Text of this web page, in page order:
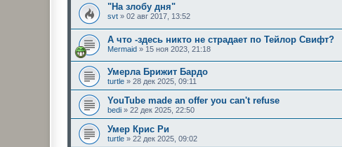
"На злобу дня"
svt » 02 авг 2017, 13:52
А что -здесь никто не страдает по Тейлор Свифт?
Mermaid » 15 ноя 2023, 21:18
Умерла Брижит Бардо
turtle » 28 дек 2025, 09:11
YouTube made an offer you can't refuse
bedi » 22 дек 2025, 22:50
Умер Крис Ри
turtle » 22 дек 2025, 09:02